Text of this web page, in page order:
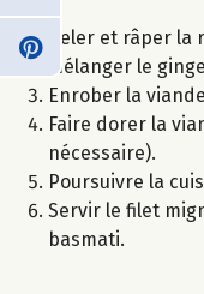
Peler et râper
Mélanger le
Enrober la
Faire dorer la
nécessaire).
Poursuivre la
Servir le filet
basmati.